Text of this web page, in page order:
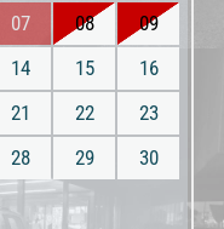
07 08
09
14 15
16
21 22
23
28 29
30